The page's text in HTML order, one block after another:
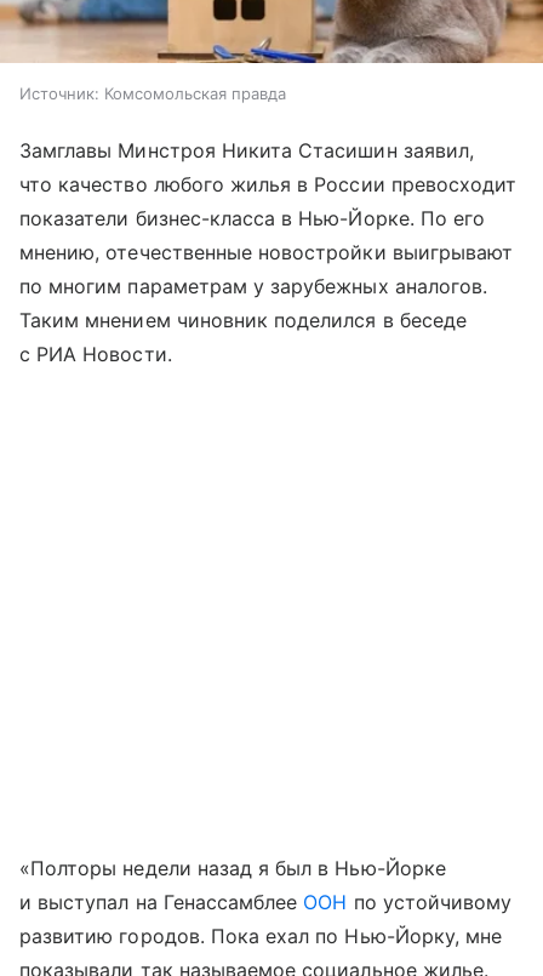
Источник: Комсомольская правда
Замглавы Минстроя Никита Стасишин заявил,
что качество любого жилья в России превосходит
показатели бизнес-класса в Нью-Йорке. По его
мнению, отечественные новостройки выигрывают
по многим параметрам у зарубежных аналогов.
Таким мнением чиновник поделился в беседе
с РИА Новости.
«Полторы недели назад я был в Нью-Йорке
и выступал на Генассамблее ООН по устойчивому
развитию городов. Пока ехал по Нью-Йорку, мне
показывали так называемое социальное жилье.